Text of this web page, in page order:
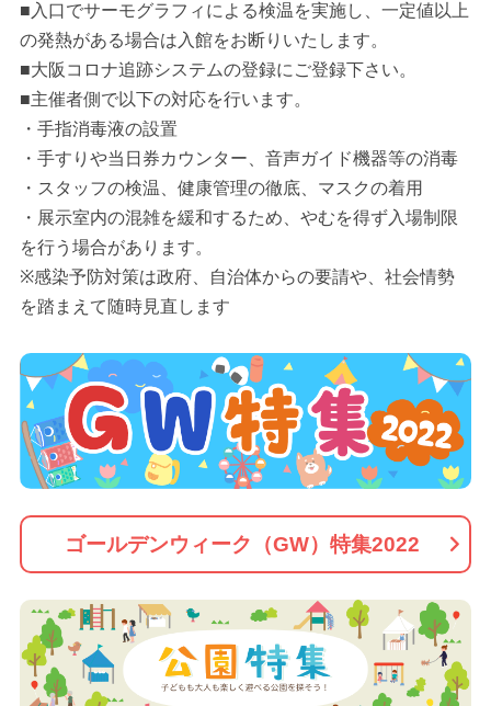
■入口でサーモグラフィによる検温を実施し、一定値以上
の発熱がある場合は入館をお断りいたします。
■大阪コロナ追跡システムの登録にご登録下さい。
■主催者側で以下の対応を行います。
・手指消毒液の設置
・手すりや当日券カウンター、音声ガイド機器等の消毒
・スタッフの検温、健康管理の徹底、マスクの着用
・展示室内の混雑を緩和するため、やむを得ず入場制限
を行う場合があります。
※感染予防対策は政府、自治体からの要請や、社会情勢
を踏まえて随時見直します
ゴールデンウィーク（GW）特集2022